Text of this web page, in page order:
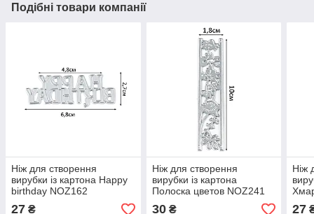
Подібні товари компанії
Ніж для створення
вирубки із картона Happy
birthday NOZ162
27 ₴
Ніж для створення
вирубки із картона
Полоска цветов NOZ241
30₴
Ніж
27